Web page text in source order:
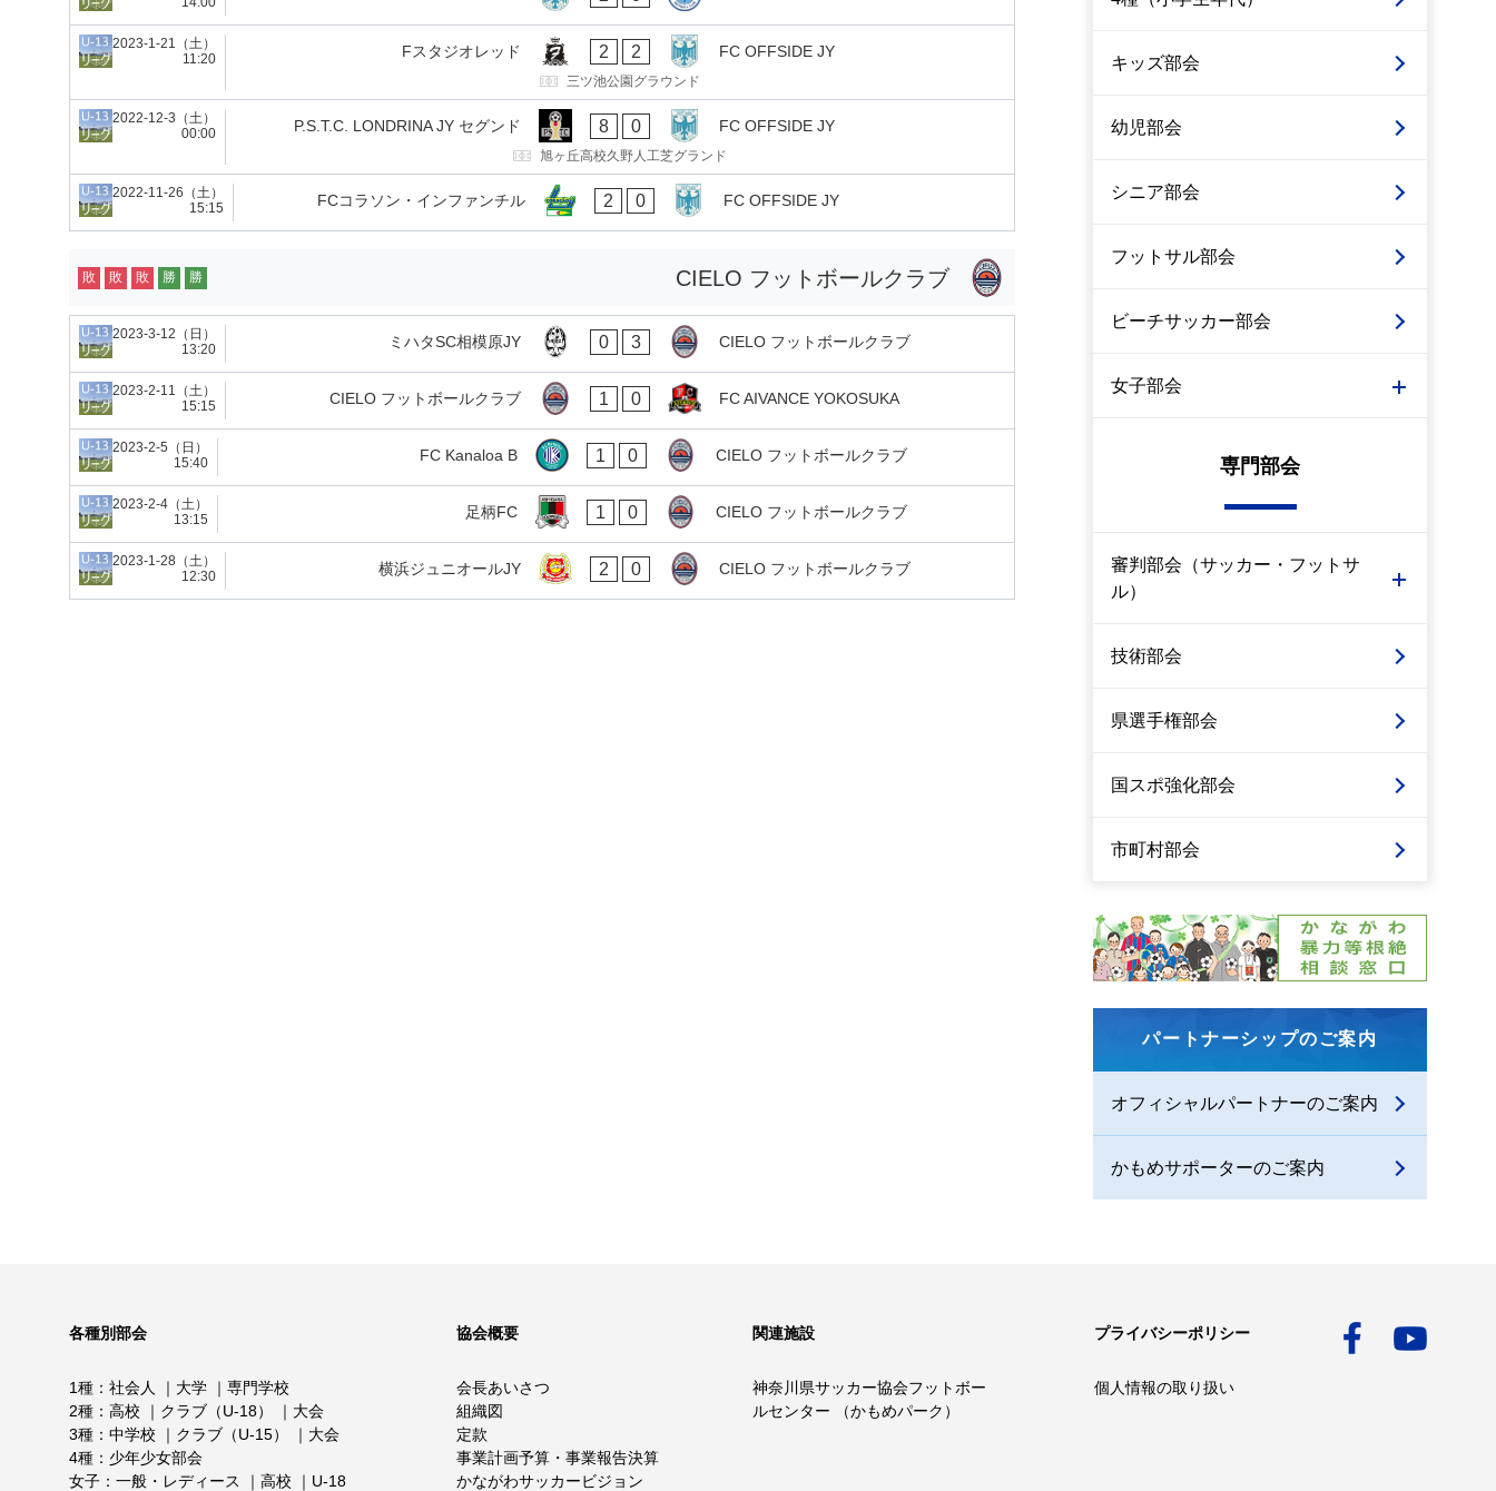
2023-1-21（土）
11:20
Fスタジオレッド 2 2 FC OFFSIDE JY
三ツ池公園グラウンド
2022-12-3（土）
00:00
P.S.T.C. LONDRINA JY セグンド 8 0 FC OFFSIDE JY
旭ヶ丘高校久野人工芝グランド
2022-11-26（土）
15:15
FCコラソン・インファンチル 2 0 FC OFFSIDE JY
CIELO フットボールクラブ
敗 敗 敗 勝 勝
2023-3-12（日）
13:20
ミハタSC相模原JY 0 3 CIELO フットボールクラブ
2023-2-11（土）
15:15
CIELO フットボールクラブ 1 0 FC AIVANCE YOKOSUKA
2023-2-5（日）
15:40
FC Kanaloa B 1 0 CIELO フットボールクラブ
2023-2-4（土）
13:15
足柄FC 1 0 CIELO フットボールクラブ
2023-1-28（土）
12:30
横浜ジュニオールJY 2 0 CIELO フットボールクラブ
キッズ部会
幼児部会
シニア部会
フットサル部会
ビーチサッカー部会
女子部会
専門部会
審判部会（サッカー・フットサ
ル）
技術部会
県選手権部会
国スポ強化部会
市町村部会
パートナーシップのご案内
オフィシャルパートナーのご案内
かもめサポーターのご案内
各種別部会
1種 社会人 大学
専門学校
2種
高校 クラブ（U-18）
大会
3種
中学校 クラブ（U-15）
大会
4種
少年少女部会
女子
一般・レディース 高校 U-18
協会概要
会長あいさつ
組織図
定款
事業計画予算・事業報告決算
かながわサッカービジョン
関連施設
神奈川県サッカー協会フットボー
ルセンター （かもめパーク）
プライバシーポリシー
個人情報の取り扱い